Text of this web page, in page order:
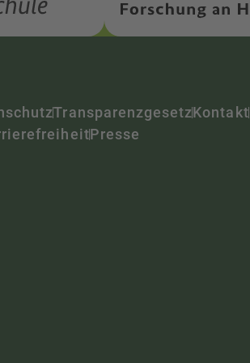
TransparenzgesetzKontakt
Presse